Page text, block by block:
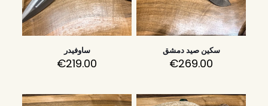
سكين صيد دمشق
€269.00
ساوفيدر
€219.00